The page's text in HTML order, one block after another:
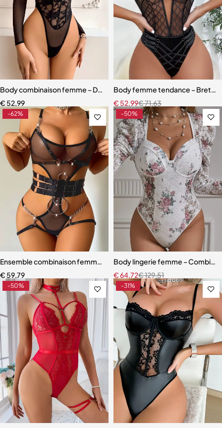
Body combinaison femme – Design en dentelle 3D et maille légère
€ 52,99
Body femme tendance –
€71,63
€ 52,99
-62%
Ensemble combinaison femme – Maille ajourée avec ceinture
€ 59,79
-50%
Body lingerie femme –
€129,51
€64,72
-50% -31%